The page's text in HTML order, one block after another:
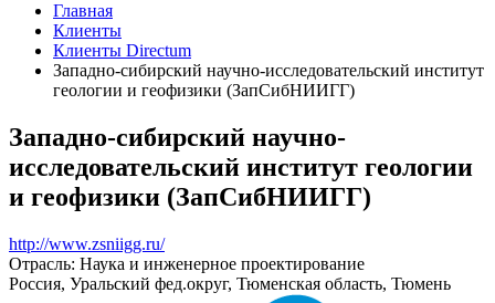
Главная
Клиенты
Клиенты Directum
Западно-сибирский научно-исследовательский институт
геологии и геофизики (ЗапСибНИИГГ)
Западно-сибирский научно-
исследовательский институт геологии
и геофизики (ЗапСибНИИГГ)
http://www.zsniigg.ru/
Отрасль: Наука и инженерное проектирование
Россия, Уральский фед.округ, Тюменская область, Тюмень